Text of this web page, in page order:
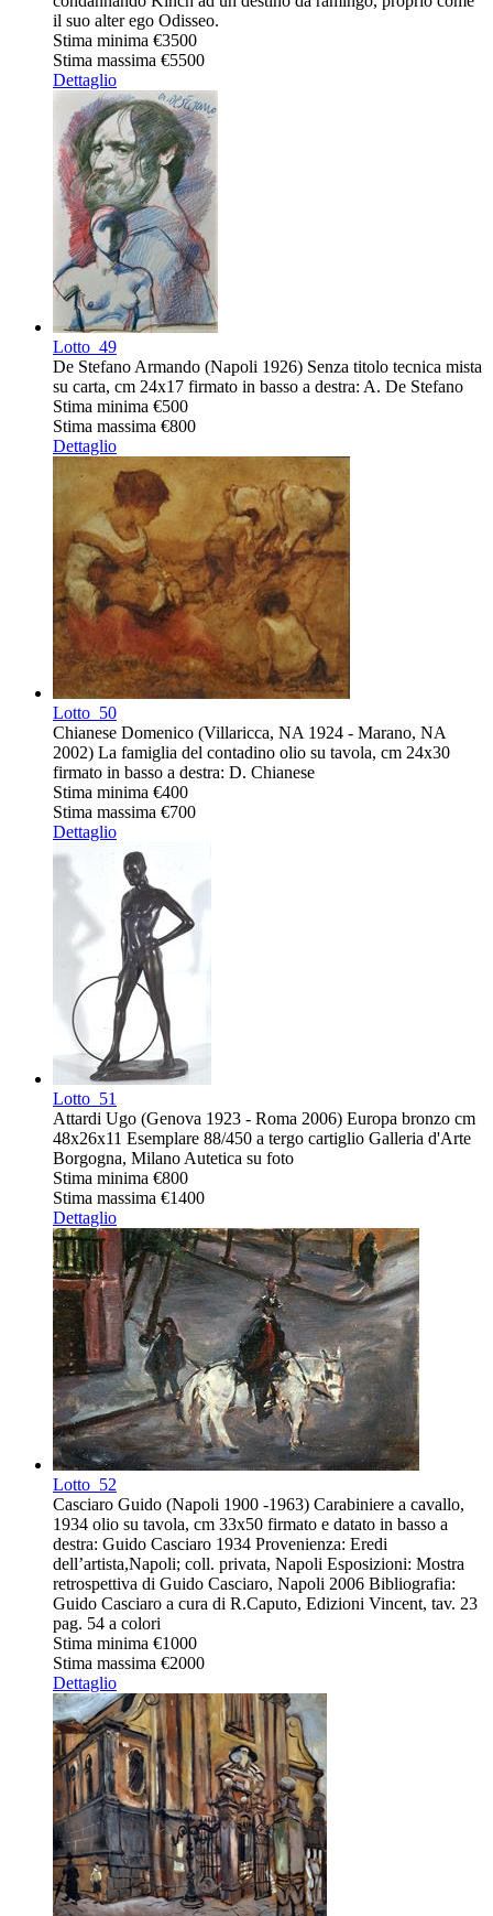
il suo alter ego Odisseo.
Stima minima €3500
Stima massima €5500
Dettaglio
Lotto 49
De Stefano Armando (Napoli 1926) Senza titolo tecnica mista
su carta, cm 24x17 firmato in basso a destra: A. De Stefano
Stima minima €500
Stima massima €800
Dettaglio
Lotto 50
Chianese Domenico (Villaricca, NA 1924 - Marano, NA
2002) La famiglia del contadino olio su tavola, cm 24x30
firmato in basso a destra: D. Chianese
Stima minima €400
Stima massima €700
Dettaglio
Lotto 51
Attardi Ugo (Genova 1923 - Roma 2006) Europa bronzo cm
48x26x11 Esemplare 88/450 a tergo cartiglio Galleria d'Arte
Borgogna, Milano Autetica su foto
Stima minima €800
Stima massima €1400
Dettaglio
Lotto 52
Casciaro Guido (Napoli 1900 -1963) Carabiniere a cavallo,
1934 olio su tavola, cm 33x50 firmato e datato in basso a
destra: Guido Casciaro 1934 Provenienza: Eredi
dell’artista,Napoli; coll. privata, Napoli Esposizioni: Mostra
retrospettiva di Guido Casciaro, Napoli 2006 Bibliografia:
Guido Casciaro a cura di R.Caputo, Edizioni Vincent, tav. 23
pag. 54 a colori
Stima minima €1000
Stima massima €2000
Dettaglio